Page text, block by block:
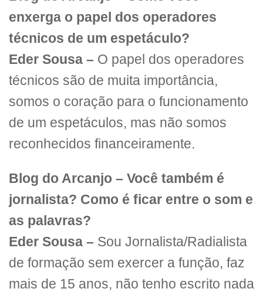
enxerga o papel dos operadores
técnicos de um espetáculo?
Eder Sousa – O papel dos operadores
técnicos são de muita importância,
somos o coração para o funcionamento
de um espetáculos, mas não somos
reconhecidos financeiramente.
Blog do Arcanjo – Você também é
jornalista? Como é ficar entre o som e
as palavras?
Eder Sousa – Sou Jornalista/Radialista
de formação sem exercer a função, faz
mais de 15 anos, não tenho escrito nada